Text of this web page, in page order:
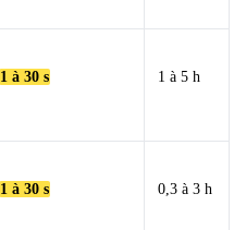
1 à 30 s 1 à 5 h
1 à 30 s 0,3 à 3 h